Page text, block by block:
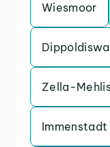
Wiesmoor
Zella-
Immenstadt